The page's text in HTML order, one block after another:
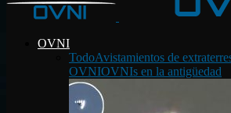
OVNI
TodoAvistamientos de
OVNIOVNIs en la antigüedad